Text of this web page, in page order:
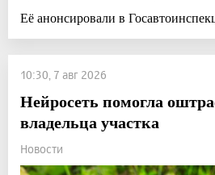
Её анонсировали в
10:30, 7 авг 2026
Нейросеть помогла
владельца участка
Новости